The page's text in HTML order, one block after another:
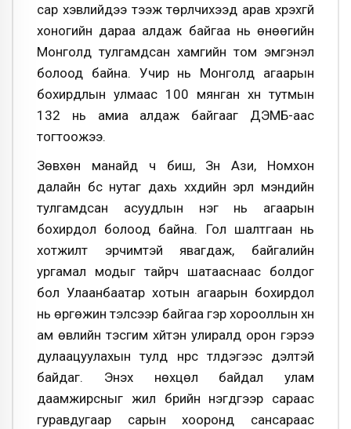
сар хэвлийдээ тээж төрүүлчихээд арав хүрэхгүй
хоногийн дараа алдаж байгаа нь өнөөгийн
Монголд тулгамдсан хамгийн том эмгэнэл
болоод байна. Учир нь Монголд агаарын
бохирдлын улмаас 100 мянган хүн тутмын
132 нь амиа алдаж байгааг ДЭМБ-аас
тогтоожээ.
Зөвхөн манайд ч биш, Зүүн Ази, Номхон
далайн бүс нутаг дахь хүүхдийн эрүүл мэндийн
тулгамдсан асуудлын нэг нь агаарын
бохирдол болоод байна. Гол шалтгаан нь
хотжилт эрчимтэй явагдаж, байгалийн
ургамал модыг тайрч шатааснаас болдог
бол Улаанбаатар хотын агаарын бохирдол
нь өргөжин тэлсээр байгаа гэр хорооллын хүн
ам өвлийн тэсгим хүйтэн улиралд орон гэрээ
дулаацуулахын тулд нүүрс түлдэгээс үүдэлтэй
байдаг. Энэхүү нөхцөл байдал улам
даамжирсныг жил бүрийн нэгдүгээр сараас
гуравдугаар сарын хооронд сансараас